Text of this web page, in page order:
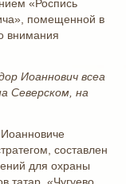
«Роспись
помещенной в
внимания
Иоаннович всеа
Северском, на
составлен
для охраны